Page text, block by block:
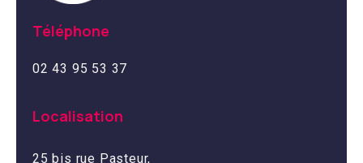
Téléphone
02 43 95 53 37
Localisation
25 bis rue Pasteur,